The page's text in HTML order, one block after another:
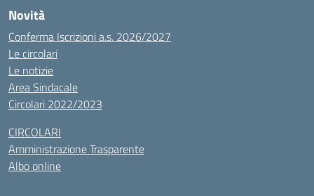
Novità
Conferma Iscrizioni a.s. 2026/2027
Le circolari
Le notizie
Area Sindacale
Circolari 2022/2023
CIRCOLARI
Amministrazione Trasparente
Albo online